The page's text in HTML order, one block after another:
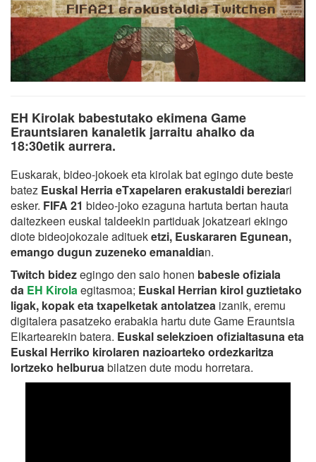
EH Kirolak babestutako ekimena Game
Erauntsiaren kanaletik jarraitu ahalko da
18:30etik aurrera.
Euskarak, bideo-jokoek eta kirolak bat egingo dute beste
batez Euskal Herria eTxapelaren erakustaldi bereziari
esker. FIFA 21 bideo-joko ezaguna hartuta bertan hauta
daitezkeen euskal taldeekin partiduak jokatzeari ekingo
diote bideojokozale aditueketzi, Euskararen Egunean,
emango dugun zuzeneko emanaldian.
Twitch bidezegingo den saio honen babesle ofiziala
da EH Kirolaegitasmoa; Euskal Herrian kirol guztietako
ligak, kopak eta txapelketak antolatzea izanik, eremu
digitalera pasatzeko erabakia hartu dute Game Erauntsia
Elkartearekin batera. Euskal selekzioen ofizialtasuna eta
Euskal Herriko kirolaren nazioarteko ordezkaritza
lortzeko helburuabilatzen dute modu horretara.